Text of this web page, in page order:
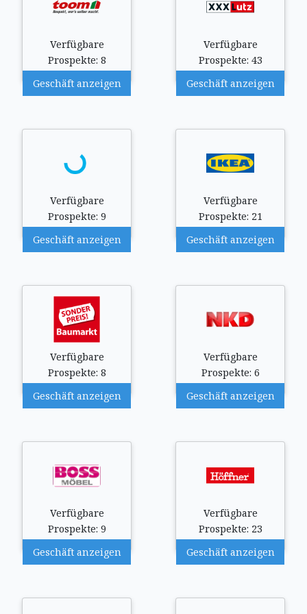
Verfügbare
Prospekte: 8
Geschäft anzeigen
Verfügbare
Prospekte: 43
Geschäft anzeigen
Verfügbare
Prospekte: 9
Geschäft anzeigen
Verfügbare
Prospekte: 21
Geschäft anzeigen
Verfügbare
Prospekte: 8
Geschäft anzeigen
Verfügbare
Prospekte: 6
Geschäft anzeigen
Verfügbare
Prospekte: 9
Geschäft anzeigen
Verfügbare
Prospekte: 23
Geschäft anzeigen